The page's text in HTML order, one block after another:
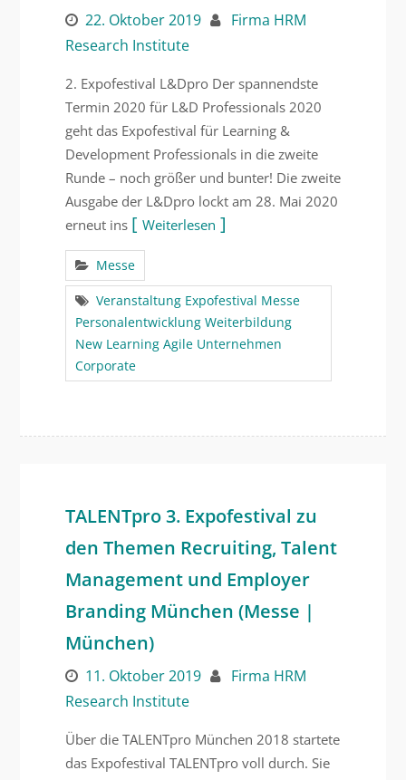
22. Oktober 2019
Firma HRM
Research Institute
2. Expofestival L&Dpro Der spannendste
Termin 2020 für L&D Professionals 2020
geht das Expofestival für Learning &
Development Professionals in die zweite
Runde – noch größer und bunter! Die zweite
Ausgabe der L&Dpro lockt am 28. Mai 2020
erneut ins
Weiterlesen
Messe
Veranstaltung Expofestival Messe
Personalentwicklung Weiterbildung
New Learning Agile Unternehmen
Corporate
TALENTpro 3. Expofestival zu
den Themen Recruiting, Talent
Management und Employer
Branding München (Messe |
München)
11. Oktober 2019
Firma HRM
Research Institute
Über die TALENTpro München 2018 startete
das Expofestival TALENTpro voll durch. Sie